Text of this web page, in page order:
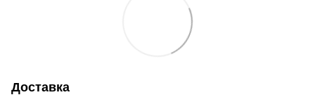
Доставка